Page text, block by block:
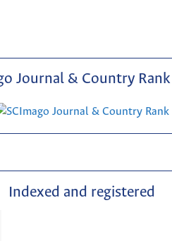
Journal & Country Rank
Indexed and registered